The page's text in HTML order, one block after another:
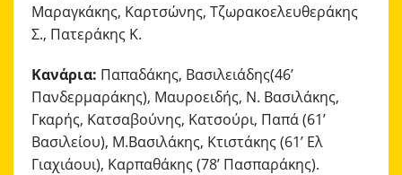
Μαραγκάκης, Καρτσώνης, Τζωρακοελευθεράκης
Σ., Πατεράκης Κ.
Κανάρια: Παπαδάκης, Βασιλειάδης(46’
Πανδερμαράκης), Μαυροειδής, Ν. Βασιλάκης,
Γκαρής, Κατσαβούνης, Κατσούρι, Παπά (61’
Βασιλείου), Μ.Βασιλάκης, Κτιστάκης (61’ Ελ
Γιαχιάουι), Καρπαθάκης (78’ Πασπαράκης).